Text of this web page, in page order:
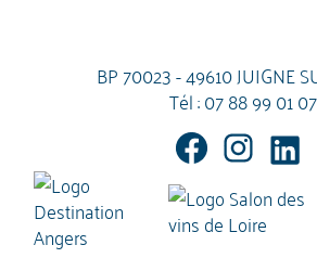
BP 70023 - 49610 JUIGNE
Tél :07 88 99 01 07